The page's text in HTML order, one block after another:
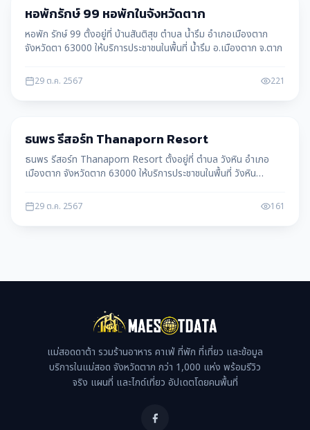
เมืองตาก
หอพักรักษ์ 99 หอพักในจังหวัดตาก
หอพัก รักษ์ 99 ตั้งอยู่ที่ บ้านสันติสุข ตำบล น้ำรึม อำเภอเมืองตาก
จังหวัดตา 63000 ให้บริการประชาชนในพื้นที่ น้ำรึม อ.เมืองตาก จ.ตาก
29 ต.ค. 2567 221
เมืองตาก
ธนพร รีสอร์ท Thanaporn Resort
ธนพร รีสอร์ท Thanaporn Resort ตั้งอยู่ที่ ตำบล วังหิน อำเภอ
เมืองตาก จังหวัดตาก 63000 ให้บริการประชาชนในพื้นที่ วังหิน
29 ต.ค. 2567 161
แม่สอดดาต้า รวมร้านอาหาร คาเฟ่ ที่พัก ที่เที่ยว และข้อมูล
บริการในแม่สอด จังหวัดตาก กว่า 1,000 แห่ง พร้อมรีวิว
จริง แผนที่ และไกด์เที่ยว อัปเดตโดยคนพื้นที่